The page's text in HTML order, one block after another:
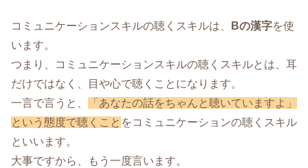
コミュニケーションスキルの聴くスキルは、 Bの漢字を使
います。
つまり、コミュニケーションスキルの聴くスキルとは、耳
だけではなく、目や心で聴くことになります。
一言で言うと、
「あなたの話をちゃんと聴いていますよ」
という態度で聴くこと をコミュニケーションの聴くスキル
といいます。
大事ですから、もう一度言います。